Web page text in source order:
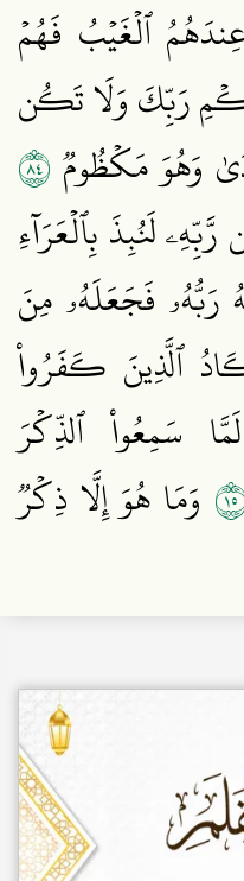
ٱلۡغَيۡبُ فَهُمۡ
رَبِّكَ وَلَا تَكُن
وَهُوَ مَكۡظُومٞ٤٨
لَنُبِذَ بِٱلۡعَرَآءِ
رَبُّهُۥ فَجَعَلَهُۥ مِنَ
ٱلَّذِينَ كَفَرُواْ
سَمِعُواْ ٱلذِّكۡرَ
وَمَا هُوَ إِلَّا ذِكۡرٞ